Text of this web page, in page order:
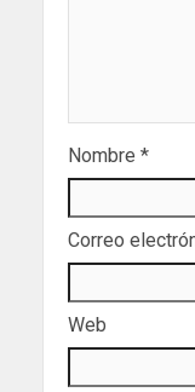
Nombre *
Correo
Web